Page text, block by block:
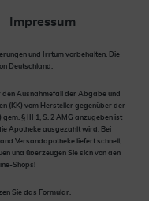
Impressum
und Irrtum vorbehalten. Die
Deutschland.
Ausnahmefall der Abgabe und
(KK) vom Hersteller gegenüber der
§ III 1, S. 2 AMG anzugeben ist
Apotheke ausgezahlt wird. Bei
Versandapotheke liefert schnell,
und überzeugen Sie sich von den
Shops!
Sie das Formular: